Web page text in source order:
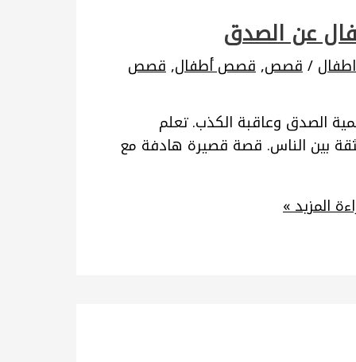
عن الصدق
/قصص,قصص أطفال,قصص
الصدق وعاقبة الكذب. تعلم
بين الناس. قصة قصيرة هادفة مع
المزيد »